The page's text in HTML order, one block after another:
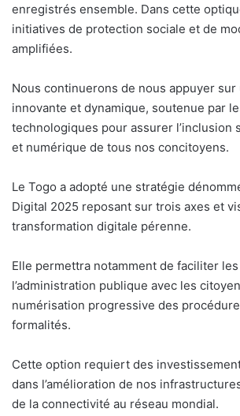
enregistrés ensemble. Dans cette
initiatives de protection sociale et de
amplifiées.
Nous continuerons de nous appuyer
innovante et dynamique, soutenue par
technologiques pour assurer l’inclusion
et numérique de tous nos concitoyens.
Le Togo a adopté une stratégie
Digital 2025 reposant sur trois axes et
transformation digitale pérenne.
Elle permettra notamment de faciliter
l’administration publique avec les
numérisation progressive des
formalités.
Cette option requiert des
dans l’amélioration de nos
de la connectivité au réseau mondial.